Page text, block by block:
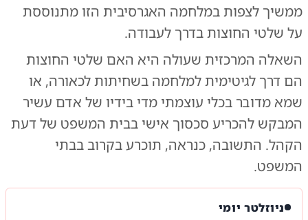
ממשיך לצפות במלחמה האגרסיבית הזו מתנוססת
על שלטי החוצות בדרך לעבודה.
השאלה המרכזית שעולה היא האם שלטי החוצות
הם דרך לגיטימית למלחמה בשחיתות לכאורה, או
שמא מדובר בכלי עוצמתי מדי בידיו של אדם עשיר
המבקש להכריע סכסוך אישי בבית המשפט של דעת
הקהל. התשובה, כנראה, תוכרע בקרוב בבתי
המשפט.
ניוזלטר יומי